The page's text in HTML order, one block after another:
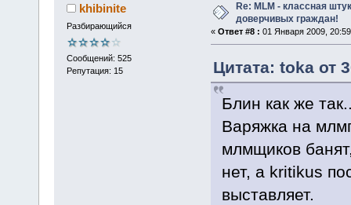
khibinite
Разбирающийся
Сообщений: 525
Репутация: 15
Re: MLM - классная
доверчивых граждан!
« Ответ #8 : 01 Января 2009,
Цитата: toka от
Блин как же
Варяжка на
млмщиков
нет, а kritikus
выставляет.